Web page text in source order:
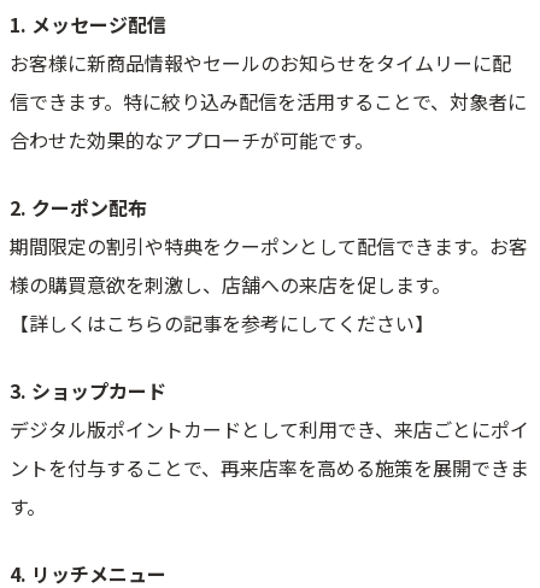
1. メッセージ配信
お客様に新商品情報やセールのお知らせをタイムリーに配
信できます。特に絞り込み配信を活用することで、対象者に
合わせた効果的なアプローチが可能です。
2. クーポン配布
期間限定の割引や特典をクーポンとして配信できます。お客
様の購買意欲を刺激し、店舗への来店を促します。
【詳しくはこちらの記事を参考にしてください】
3. ショップカード
デジタル版ポイントカードとして利用でき、来店ごとにポイ
ントを付与することで、再来店率を高める施策を展開できま
す。
4. リッチメニュー